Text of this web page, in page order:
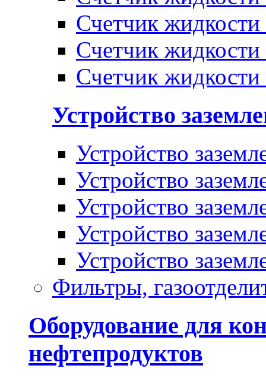
Счетчик
Счетчик
Счетчик
Устройство
Устройство
Устройство
Устройство
Устройство
Устройство
Фильтры,
Оборудование для
нефтепродуктов